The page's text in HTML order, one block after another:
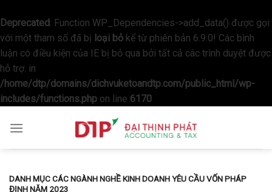
Deprecated: Function WP_Dependencies->add_data() được gọi
với một tham số đã bị loại bỏ kể từ phiên bản 6.9.0! Các bình
luận có điều kiện của IE bị bỏ qua bởi tất cả các trình duyệt được
hỗ trợ. in
/home/dtp/domains/dichvuketoandtp.com/public_html/wp-
includes/functions.php on line 6170
DANH MỤC CÁC NGÀNH NGHỀ KINH DOANH YÊU CẦU VỐN PHÁP
ĐỊNH NĂM 2023